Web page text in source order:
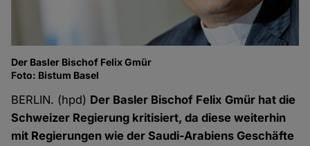
Der Basler Bischof Felix Gmür
Foto: Bistum Basel
BERLIN. (hpd) Der Basler Bischof Felix Gmür hat die
Schweizer Regierung kritisiert, da diese weiterhin
mit Regierungen wie der Saudi-Arabiens Geschäfte